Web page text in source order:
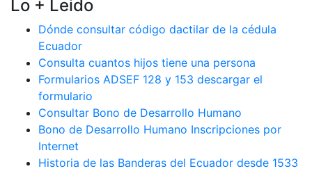
Lo + Leido
Dónde consultar código dactilar de la cédula
Ecuador
Consulta cuantos hijos tiene una persona
Formularios ADSEF 128 y 153 descargar el
formulario
Consultar Bono de Desarrollo Humano
Bono de Desarrollo Humano Inscripciones por
Internet
Historia de las Banderas del Ecuador desde 1533